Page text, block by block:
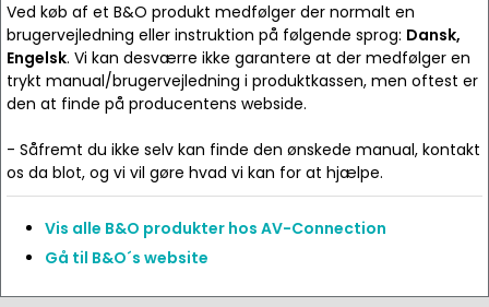
Ved køb af et B&O produkt medfølger der normalt en
brugervejledning eller instruktion på følgende sprog: Dansk,
Engelsk. Vi kan desværre ikke garantere at der medfølger en
trykt manual/brugervejledning i produktkassen, men oftest er
den at finde på producentens webside.
- Såfremt du ikke selv kan finde den ønskede manual, kontakt
os da blot, og vi vil gøre hvad vi kan for at hjælpe.
Vis alle B&O produkter hos AV-Connection
Gå til B&O´s website